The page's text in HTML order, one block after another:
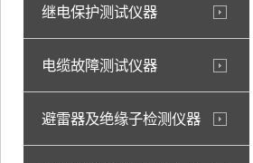
继电保护测试仪器
电缆故障测试仪器
避雷器及绝缘子检测仪器